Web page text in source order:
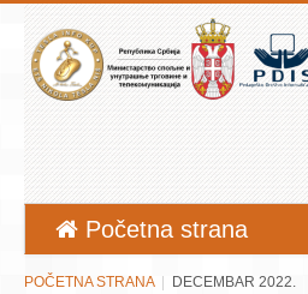
Početna strana
Aktuelnosti
POČETNA STRANA DECEMBAR 2022.